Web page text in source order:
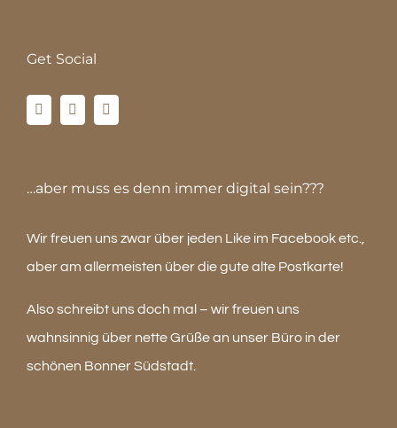
Get Social
…aber muss es denn immer digital sein???
Wir freuen uns zwar über jeden Like im Facebook etc.,
aber am allermeisten über die gute alte Postkarte!
Also schreibt uns doch mal – wir freuen uns
wahnsinnig über nette Grüße an unser Büro in der
schönen Bonner Südstadt.